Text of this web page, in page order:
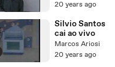
20 years ago
Silvio Santos
cai ao vivo
Marcos Ariosi
20 years ago